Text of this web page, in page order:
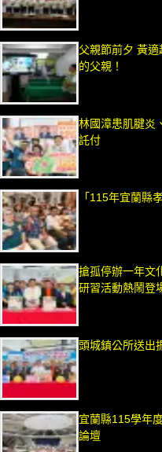
父親節前夕 黃
的父親！
林國漳患肌腱炎
託付
「115年宜蘭縣
搶孤停辦一年文
研習活動熱鬧登
頭城鎮公所送出
宜蘭縣115學年
論壇